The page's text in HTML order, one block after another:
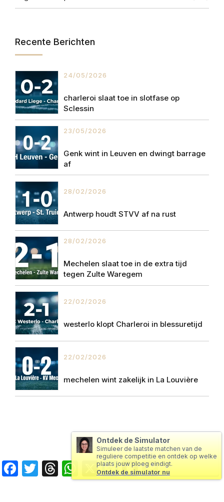
Recente Berichten
24/05/2026
charleroi slaat toe in slotfase op
Sclessin
23/05/2026
Genk wint in Leuven en dwingt barrage
af
28/02/2026
Antwerp houdt STVV af na rust
28/02/2026
Mechelen slaat toe in de extra tijd
tegen Zulte Waregem
22/02/2026
westerlo klopt Charleroi in blessuretijd
22/02/2026
mechelen wint zakelijk in La Louvière
Facebook
Twitter
Threads
WhatsApp
X Messenger
Snapchat
Copy
Link
Ontdek de Simulator
Simuleer de laatste matchen van de
reguliere competitie en ontdek op welke
plaats jouw ploeg eindigt.
Ontdek de simulator nu